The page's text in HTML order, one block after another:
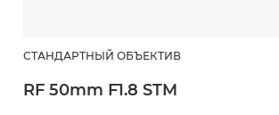
СТАНДАРТНЫЙ ОБЪЕКТИВ
RF 50mm F1.8 STM